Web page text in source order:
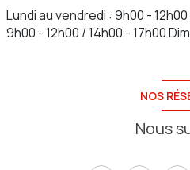
Lundi au vendredi : 9h00 -
9h00 - 12h00 / 14h00 - 17h00
NOS
Nous